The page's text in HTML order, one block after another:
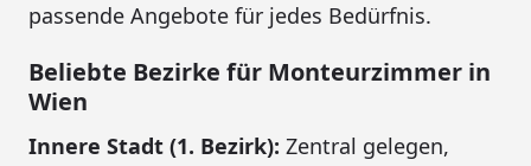
passende Angebote für jedes Bedürfnis.
Beliebte Bezirke für Monteurzimmer in
Wien
Innere Stadt (1. Bezirk): Zentral gelegen,